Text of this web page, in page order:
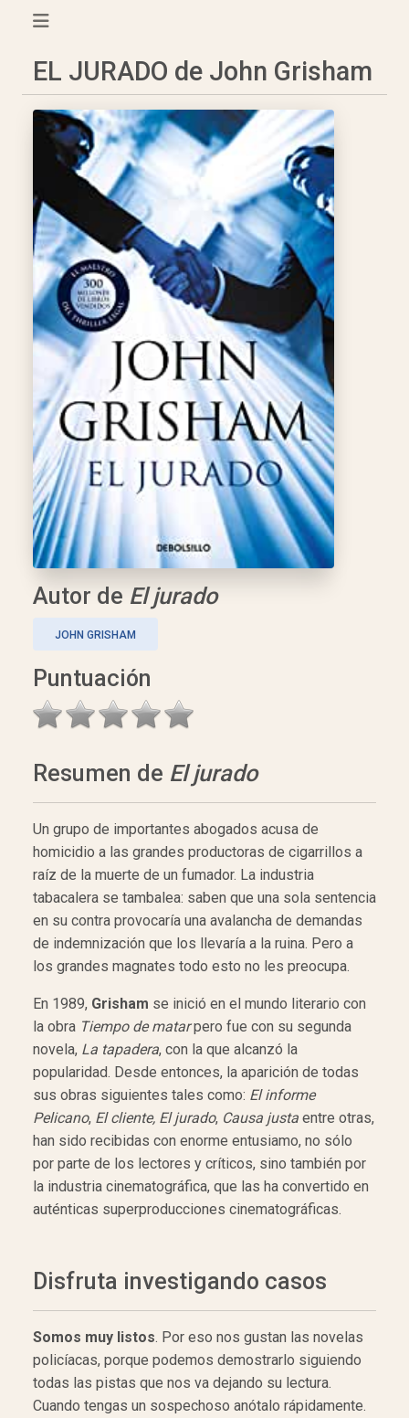
EL JURADO de John Grisham
Autor de El jurado
JOHN GRISHAM
Puntuación
Resumen de El jurado
Un grupo de importantes abogados acusa de
homicidio a las grandes productoras de cigarrillos a
raíz de la muerte de un fumador. La industria
tabacalera se tambalea: saben que una sola sentencia
en su contra provocaría una avalancha de demandas
de indemnización que los llevaría a la ruina. Pero a
los grandes magnates todo esto no les preocupa.
En 1989, Grisham se inició en el mundo literario con
la obra Tiempo de matarpero fue con su segunda
novela, La tapadera, con la que alcanzó la
popularidad. Desde entonces, la aparición de todas
sus obras siguientes tales como: El informe
Pelicano, El cliente, El jurado, Causa justa entre otras,
han sido recibidas con enorme entusiamo, no sólo
por parte de los lectores y críticos, sino también por
la industria cinematográfica, que las ha convertido en
auténticas superproducciones cinematográficas.
Disfruta investigando casos
Somos muy listos. Por eso nos gustan las novelas
policíacas, porque podemos demostrarlo siguiendo
todas las pistas que nos va dejando su lectura.
Cuando tengas un sospechoso anótalo rápidamente.